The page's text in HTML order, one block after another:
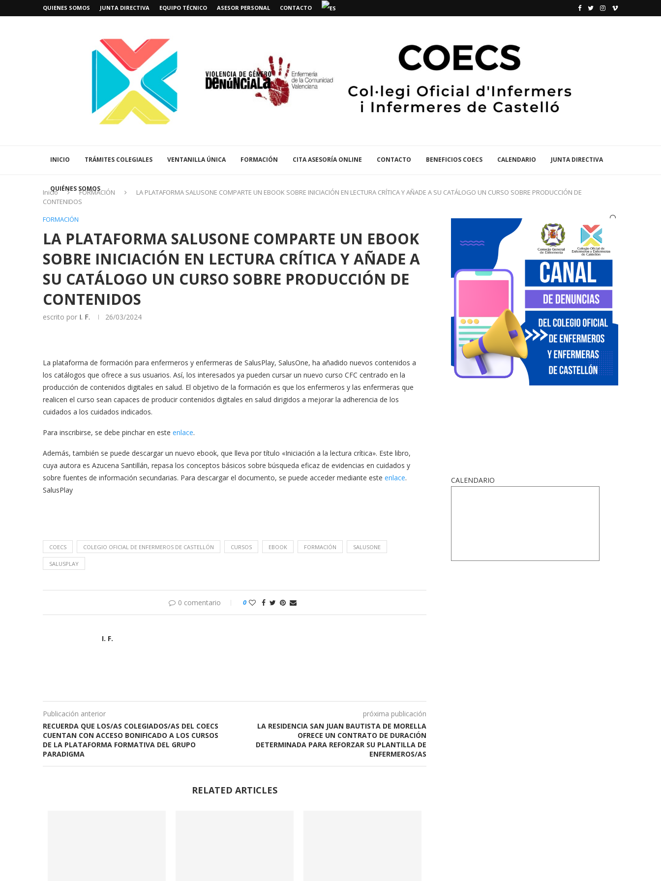
QUIENES SOMOS JUNTA DIRECTIVA EQUIPO TÉCNICO ASESOR PERSONAL CONTACTO
INICIO TRÁMITES COLEGIALES VENTANILLA ÚNICA FORMACIÓN CITA ASESORÍA ONLINE CONTACTO BENEFICIOS COECS CALENDARIO JUNTA DIRECTIVA
QUIÉNES SOMOS
Inicio FORMACIÓN
LA PLATAFORMA SALUSONE COMPARTE UN EBOOK SOBRE INICIACIÓN EN LECTURA CRÍTICA Y AÑADE A SU CATÁLOGO UN CURSO SOBRE PRODUCCIÓN DE
CONTENIDOS
FORMACIÓN
LA PLATAFORMA SALUSONE COMPARTE UN EBOOK
SOBRE INICIACIÓN EN LECTURA CRÍTICA Y AÑADE A
SU CATÁLOGO UN CURSO SOBRE PRODUCCIÓN DE
CONTENIDOS
escrito por I. F. 26/03/2024
La plataforma de formación para enfermeros y enfermeras de SalusPlay, SalusOne, ha añadido nuevos contenidos a
los catálogos que ofrece a sus usuarios. Así, los interesados ya pueden cursar un nuevo curso CFC centrado en la
producción de contenidos digitales en salud. El objetivo de la formación es que los enfermeros y las enfermeras que
realicen el curso sean capaces de producir contenidos digitales en salud dirigidos a mejorar la adherencia de los
cuidados a los cuidados indicados.
Para inscribirse, se debe pinchar en este enlace.
Además, también se puede descargar un nuevo ebook, que lleva por título «Iniciación a la lectura crítica». Este libro,
cuya autora es Azucena Santillán, repasa los conceptos básicos sobre búsqueda eficaz de evidencias en cuidados y
sobre fuentes de información secundarias. Para descargar el documento, se puede acceder mediante este enlace.
SalusPlay
COECS COLEGIO OFICIAL DE ENFERMEROS DE CASTELLÓN CURSOS EBOOK FORMACIÓN SALUSONE
SALUSPLAY
0 comentario 0
I. F.
Publicación anterior
RECUERDA QUE LOS/AS COLEGIADOS/AS DEL COECS
CUENTAN CON ACCESO BONIFICADO A LOS CURSOS
DE LA PLATAFORMA FORMATIVA DEL GRUPO
PARADIGMA
próxima publicación
LA RESIDENCIA SAN JUAN BAUTISTA DE MORELLA
OFRECE UN CONTRATO DE DURACIÓN
DETERMINADA PARA REFORZAR SU PLANTILLA DE
ENFERMEROS/AS
RELATED ARTICLES
CALENDARIO